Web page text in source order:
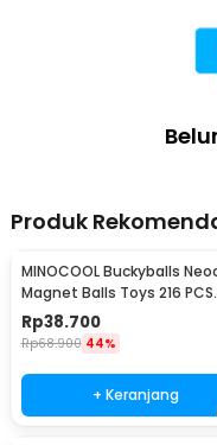
Produk
MINOCOOL Buckyballs
Magnet Balls Toys 216 PCS
3mm - TH007004A
Rp38.700
Rp68.900 44%
+ Keranjang